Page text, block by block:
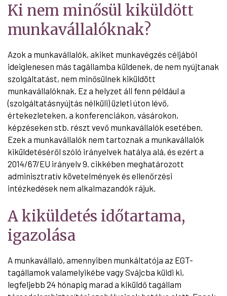
Ki nem minősül kiküldött
munkavállalóknak?
Azok a munkavállalók, akiket munkavégzés céljából
ideiglenesen más tagállamba küldenek, de nem nyújtanak
szolgáltatást, nem minősülnek kiküldött
munkavállalóknak. Ez a helyzet áll fenn például a
(szolgáltatásnyújtás nélküli) üzleti úton lévő,
értekezleteken, a konferenciákon, vásárokon,
képzéseken stb. részt vevő munkavállalók esetében.
Ezek a munkavállalók nem tartoznak a munkavállalók
kiküldetéséről szóló irányelvek hatálya alá, és ezért a
2014/67/EU irányelv 9. cikkében meghatározott
adminisztratív követelmények és ellenőrzési
intézkedések nem alkalmazandók rájuk.
A kiküldetés időtartama,
igazolása
A munkavállaló, amennyiben munkáltatója az EGT-
tagállamok valamelyikébe vagy Svájcba küldi ki,
legfeljebb 24 hónapig marad a kiküldő tagállam